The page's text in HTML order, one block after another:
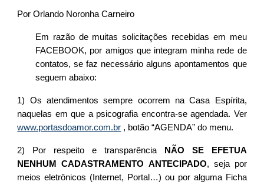
Por Orlando Noronha Carneiro
Em razão de muitas solicitações recebidas em meu
FACEBOOK, por amigos que integram minha rede de
contatos, se faz necessário alguns apontamentos que
seguem abaixo:
1) Os atendimentos sempre ocorrem na Casa Espírita,
naquelas em que a psicografia encontra-se agendada. Ver
www.portasdoamor.com.br , botão “AGENDA” do menu.
2) Por respeito e transparência
NÃO SE EFETUA
NENHUM CADASTRAMENTO ANTECIPADO, seja por
meios eletrônicos (Internet, Portal…) ou por alguma Ficha